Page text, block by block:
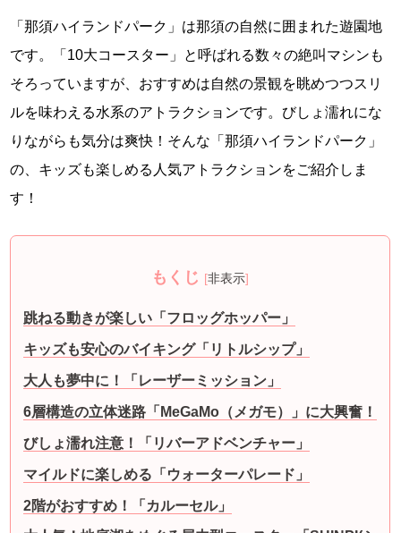
「那須ハイランドパーク」は那須の自然に囲まれた遊園地
です。「10大コースター」と呼ばれる数々の絶叫マシンも
そろっていますが、おすすめは自然の景観を眺めつつスリ
ルを味わえる水系のアトラクションです。びしょ濡れにな
りながらも気分は爽快！そんな「那須ハイランドパーク」
の、キッズも楽しめる人気アトラクションをご紹介しま
す！
もくじ [非表示]
跳ねる動きが楽しい「フロッグホッパー」
キッズも安心のバイキング「リトルシップ」
大人も夢中に！「レーザーミッション」
6層構造の立体迷路「MeGaMo（メガモ）」に大興奮！
びしょ濡れ注意！「リバーアドベンチャー」
マイルドに楽しめる「ウォーターパレード」
2階がおすすめ！「カルーセル」